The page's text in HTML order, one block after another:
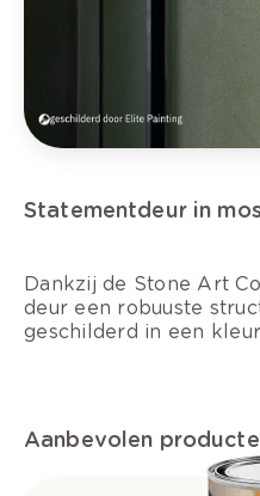
Statementdeur in
Dankzij de Stone Art
deur een robuuste
geschilderd in een
Aanbevolen